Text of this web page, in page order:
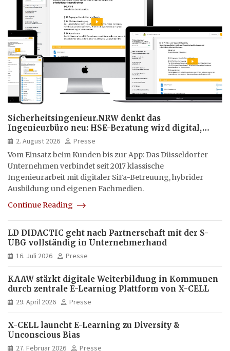
Sicherheitsingenieur.NRW denkt das
Ingenieurbüro neu: HSE-Beratung wird digital,
hybrid und multimedial
2. August 2026
Presse
Vom Einsatz beim Kunden bis zur App: Das Düsseldorfer
Unternehmen verbindet seit 2017 klassische
Ingenieurarbeit mit digitaler SiFa-Betreuung, hybrider
Ausbildung und eigenen Fachmedien.
Continue Reading
LD DIDACTIC geht nach Partnerschaft mit der S-
UBG vollständig in Unternehmerhand
16. Juli 2026 Presse
KAAW stärkt digitale Weiterbildung in Kommunen
durch zentrale E-Learning Plattform von X-CELL
29. April 2026 Presse
X-CELL launcht E-Learning zu Diversity &
Unconscious Bias
27. Februar 2026 Presse